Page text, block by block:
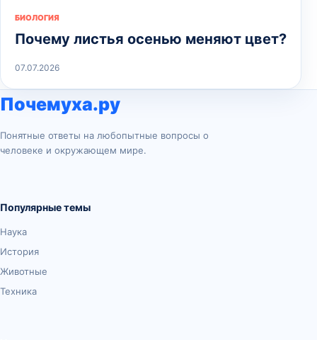
БИОЛОГИЯ
Почему листья осенью меняют цвет?
07.07.2026
Почемуха.ру
Понятные ответы на любопытные вопросы о
человеке и окружающем мире.
Популярные темы
Наука
История
Животные
Техника